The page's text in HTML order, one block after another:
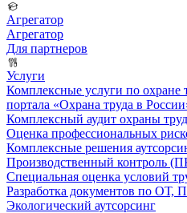
Агрегатор
Агрегатор
Для партнеров
Услуги
Комплексные услуги по охране
портала «Охрана труда в
Комплексный аудит охраны
Оценка профессиональных
Комплексные решения
Производственный контроль
Специальная оценка условий
Разработка документов по ОТ,
Экологический аутсорсинг